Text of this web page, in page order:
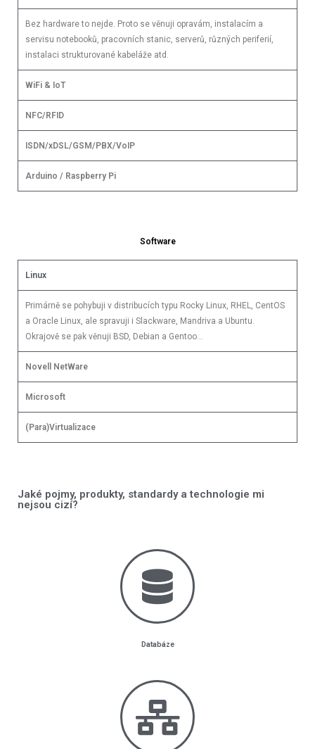
Bez hardware to nejde. Proto se věnuji opravám, instalacím a
servisu notebooků, pracovních stanic, serverů, různých periferií,
instalaci strukturované kabeláže atd.
WiFi & IoT
NFC/RFID
ISDN/xDSL/GSM/PBX/VoIP
Arduino / Raspberry Pi
Software
Linux
Primárně se pohybuji v distribucích typu Rocky Linux, RHEL, CentOS
a Oracle Linux, ale spravuji i Slackware, Mandriva a Ubuntu.
Okrajově se pak věnuji BSD, Debian a Gentoo…
Novell NetWare
Microsoft
(Para)Virtualizace
Jaké pojmy, produkty, standardy a technologie mi
nejsou cizí?
Databáze